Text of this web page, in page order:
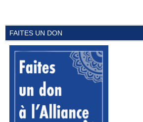
FAITES UN DON